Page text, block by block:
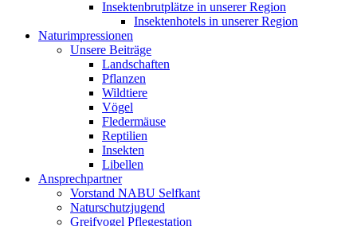
Insektenbrutplätze in unserer Region
Insektenhotels in unserer Region
Naturimpressionen
Unsere Beiträge
Landschaften
Pflanzen
Wildtiere
Vögel
Fledermäuse
Reptilien
Insekten
Libellen
Ansprechpartner
Vorstand NABU Selfkant
Naturschutzjugend
Greifvogel Pflegestation